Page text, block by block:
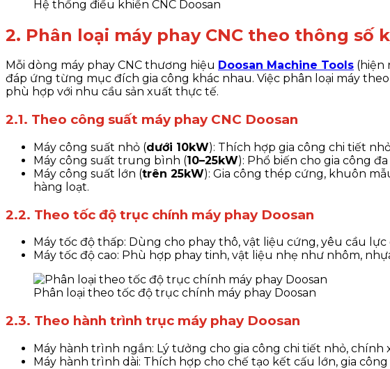
Hệ thống điều khiển CNC Doosan
2. Phân loại máy phay CNC theo thông số
Mỗi dòng máy phay CNC thương hiệu Doosan Machine Tools (hiện
đáp ứng từng mục đích gia công khác nhau. Việc phân loại máy
phù hợp với nhu cầu sản xuất thực tế.
2.1. Theo công suất máy phay CNC Doosan
Máy công suất nhỏ (dưới 10kW): Thích hợp gia công chi tiết
Máy công suất trung bình (10–25kW): Phổ biến cho gia công
Máy công suất lớn (trên 25kW): Gia công thép cứng, khuôn
hàng loạt.
2.2. Theo tốc độ trục chính máy phay Doosan
Máy tốc độ thấp: Dùng cho phay thô, vật liệu cứng, yêu cầu lực
Máy tốc độ cao: Phù hợp phay tinh, vật liệu nhẹ như nhôm,
Phân loại theo tốc độ trục chính máy phay Doosan
2.3. Theo hành trình trục máy phay Doosan
Máy hành trình ngắn: Lý tưởng cho gia công chi tiết nhỏ,
Máy hành trình dài: Thích hợp cho chế tạo kết cấu lớn, gia